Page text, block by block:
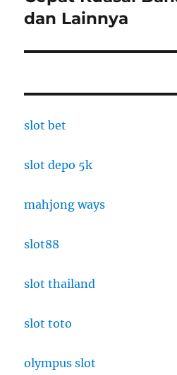
dan Lainnya
slot bet
slot depo 5k
mahjong ways
slot88
slot thailand
slot toto
olympus slot